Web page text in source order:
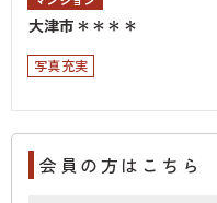
大津市＊＊＊＊
写真充実
会員の方はこちら